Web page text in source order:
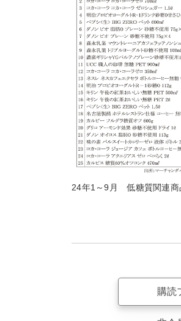
24年1～9月 低糖質関連商
購読